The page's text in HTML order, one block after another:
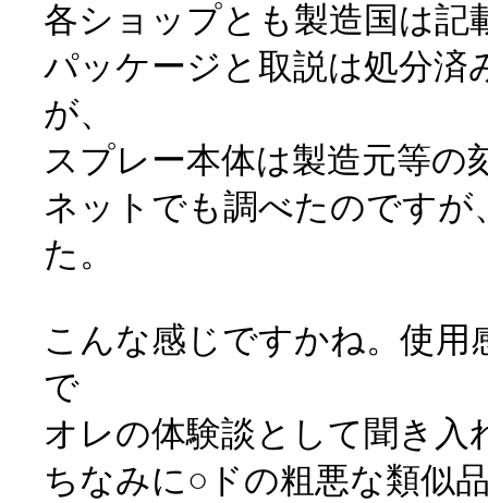
各ショップとも製造国は記
パッケージと取説は処分済
が、
スプレー本体は製造元等の
ネットでも調べたのです
た。
こんな感じですかね。使用
で
オレの体験談として聞き入
ちなみに○ドの粗悪な類似